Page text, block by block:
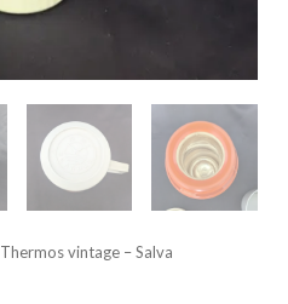
Thermos vintage – Salva